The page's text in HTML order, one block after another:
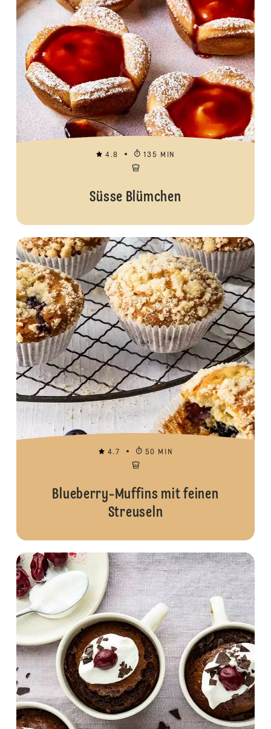
4.8 135 MIN
Süsse Blümchen
4.7 50 MIN
Blueberry-Muffins mit feinen
Streuseln